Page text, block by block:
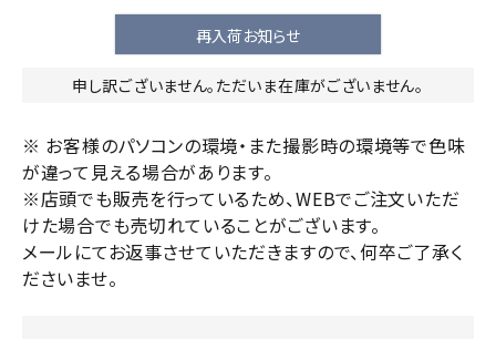
再入荷お知らせ
申し訳ございません。ただいま在庫がございません。
※ お客様のパソコンの環境・また撮影時の環境等で色味
が違って見える場合があります。
※店頭でも販売を行っているため、WEBでご注文いただ
けた場合でも売切れていることがございます。
メールにてお返事させていただきますので、何卒ご了承く
ださいませ。